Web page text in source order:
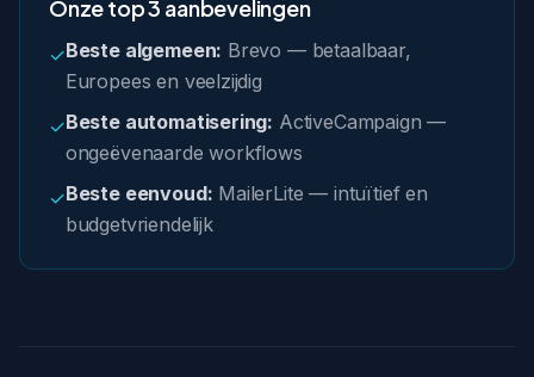
Onze top 3 aanbevelingen
✓Beste algemeen: Brevo — betaalbaar,
Europees en veelzijdig
✓Beste automatisering: ActiveCampaign —
ongeëvenaarde workflows
✓Beste eenvoud: MailerLite — intuïtief en
budgetvriendelijk